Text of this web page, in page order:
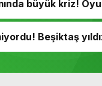
büyük kriz!
Beşiktaş